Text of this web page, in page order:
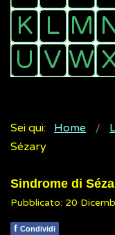
Sei qui: Home
Sézary
Sindrome di
Pubblicato: 20
f Condividi